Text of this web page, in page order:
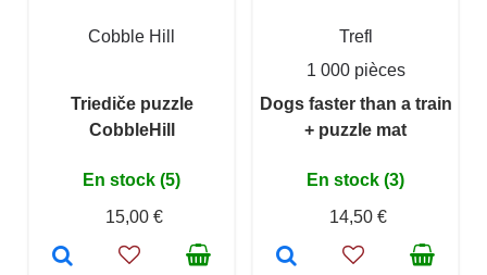
Cobble Hill
Triediče puzzle
CobbleHill
En stock (5)
15,00 €
Trefl
1 000 pièces
Dogs faster than a train
+ puzzle mat
En stock (3)
14,50 €